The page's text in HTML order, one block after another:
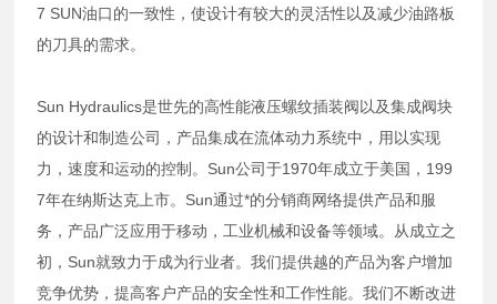
7 SUN油口的一致性，使设计有较大的灵活性以及减少油路板
的刀具的需求。
Sun Hydraulics是世先的高性能液压螺纹插装阀以及集成阀块
的设计和制造公司，产品集成在流体动力系统中，用以实现
力，速度和运动的控制。Sun公司于1970年成立于美国，199
7年在纳斯达克上市。Sun通过*的分销商网络提供产品和服
务，产品广泛应用于移动，工业机械和设备等领域。从成立之
初，Sun就致力于成为行业者。我们提供越的产品为客户增加
竞争优势，提高客户产品的安全性和工作性能。我们不断改进